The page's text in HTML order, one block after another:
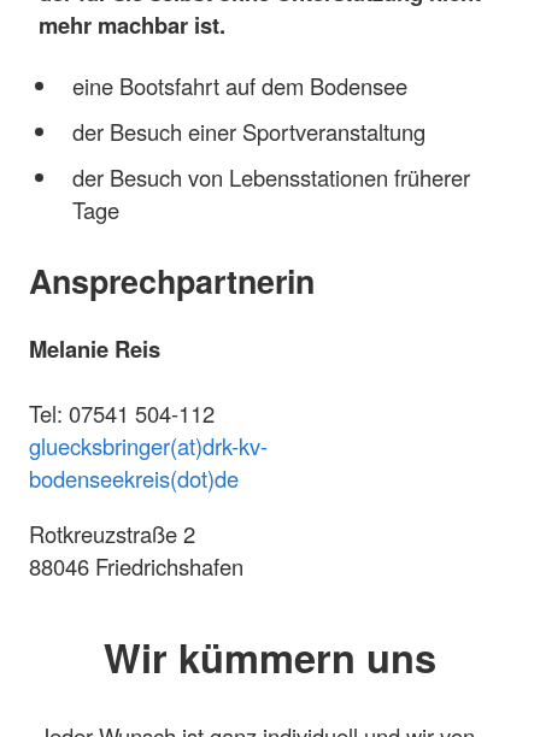
mehr machbar ist.
eine Bootsfahrt auf dem Bodensee
der Besuch einer Sportveranstaltung
der Besuch von Lebensstationen früherer
Tage
Ansprechpartnerin
Melanie Reis
Tel: 07541 504-112
gluecksbringer(at)drk-kv-
bodenseekreis(dot)de
Rotkreuzstraße 2
88046 Friedrichshafen
Wir kümmern uns